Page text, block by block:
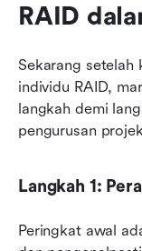
RAID
Sekarang setelah
individu RAID,
langkah demi
pengurusan
Langkah 1:
Peringkat awal